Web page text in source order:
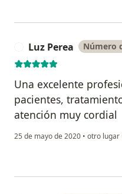
Luz Perea Número
Una excelente
pacientes,
atención muy cordial
25 de mayo de 2020 • otro lugar